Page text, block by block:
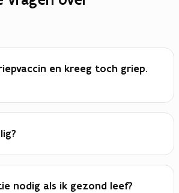
en kreeg toch griep.
nodig als ik gezond leef?